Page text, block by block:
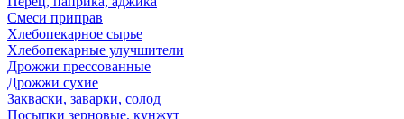
Смеси приправ
Хлебопекарное сырье
Хлебопекарные улучшители
Дрожжи прессованные
Дрожжи сухие
Закваски, заварки, солод
Посыпки зерновые, кунжут